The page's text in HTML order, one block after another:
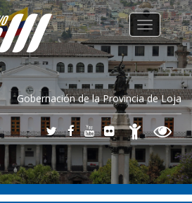
Gobernación de la Provincia de Loja
Toggle
navigation